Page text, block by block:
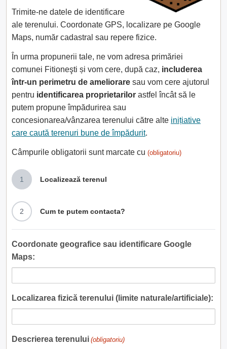
Trimite-ne datele de identificare
ale terenului. Coordonate GPS, localizare pe Google
Maps, număr cadastral sau repere fizice.
În urma propunerii tale, ne vom adresa primăriei
comunei Fitioneşti și vom cere, după caz, includerea
într-un perimetru de ameliorare sau vom cere ajutorul
pentru identificarea proprietarilor astfel încât să le
putem propune împădurirea sau
concesionarea/vânzarea terenului către alte inițiative
care caută terenuri bune de împădurit.
Câmpurile obligatorii sunt marcate cu (obligatoriu)
1 Localizează terenul
2 Cum te putem contacta?
Coordonate geografice sau identificare Google
Maps:
Localizarea fizică terenului (limite naturale/artificiale):
Descrierea terenului (obligatoriu)